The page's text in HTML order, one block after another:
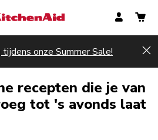
onze Summer Sale!
recepten die je van
tot 's avonds laat